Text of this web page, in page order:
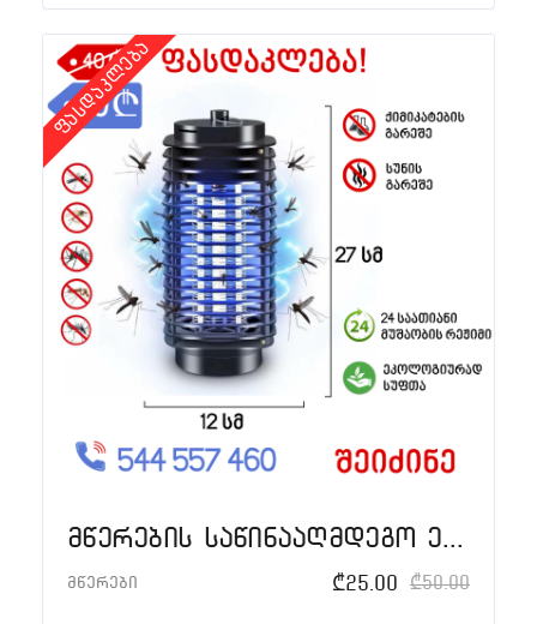
ფასდაკლება
მწერები ₾50.00
₾25.00